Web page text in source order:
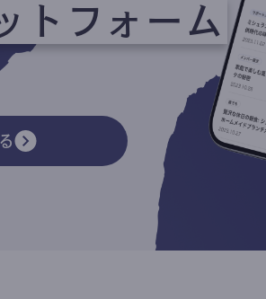
トフォーム